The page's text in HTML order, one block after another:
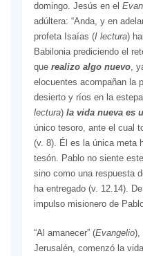
domingo. Jesús en el
adúltera: “Anda, y en
profeta Isaías (I lectura)
Babilonia prediciendo el
que realizo algo nuevo,
elocuentes acompañan la
desierto y ríos en la
lectura) la vida nueva es
único tesoro, ante el cual
(v. 8). Él es la única meta
tesón. Pablo no siente
sino como una respuesta
ha entregado (v. 12.14).
impulso misionero de
“Al amanecer” (Evangelio),
Jerusalén, comenzó la